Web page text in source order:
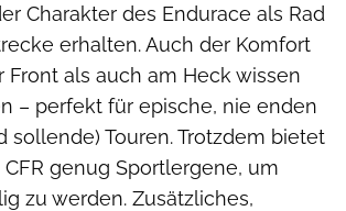
Charakter des Endurace als Rad
erhalten. Auch der Komfort
Front als auch am Heck wissen
– perfekt für epische, nie enden
sollende) Touren. Trotzdem bietet
genug Sportlergene, um
zu werden. Zusätzliches,